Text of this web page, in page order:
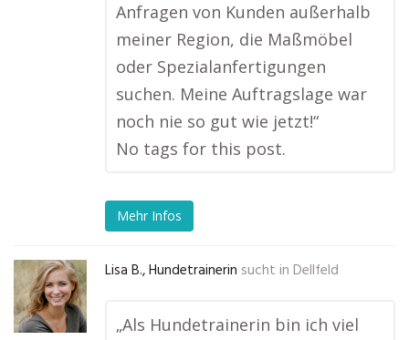
Anfragen von Kunden außerhalb
meiner Region, die Maßmöbel
oder Spezialanfertigungen
suchen. Meine Auftragslage war
noch nie so gut wie jetzt!“
No tags for this post.
Mehr Infos
Lisa B., Hundetrainerin sucht in Dellfeld
„Als Hundetrainerin bin ich viel